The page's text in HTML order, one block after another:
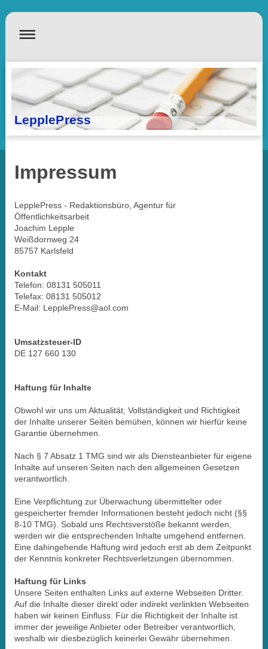
LepplePress
Impressum
LepplePress - Redaktionsbüro, Agentur für
Öffentlichkeitsarbeit
Joachim Lepple
Weißdornweg 24
85757 Karlsfeld
Kontakt
Telefon: 08131 505011
Telefax: 08131 505012
E-Mail: LepplePress@aol.com
Umsatzsteuer-ID
DE 127 660 130
Haftung für Inhalte
Obwohl wir uns um Aktualität, Vollständigkeit und Richtigkeit
der Inhalte unserer Seiten bemühen, können wir hierfür keine
Garantie übernehmen.
Nach § 7 Absatz 1 TMG sind wir als Diensteanbieter für eigene
Inhalte auf unseren Seiten nach den allgemeinen Gesetzen
verantwortlich.
Eine Verpflichtung zur Überwachung übermittelter oder
gespeicherter fremder Informationen besteht jedoch nicht (§§
8-10 TMG). Sobald uns Rechtsverstöße bekannt werden,
werden wir die entsprechenden Inhalte umgehend entfernen.
Eine dahingehende Haftung wird jedoch erst ab dem Zeitpunkt
der Kenntnis konkreter Rechtsverletzungen übernommen.
Haftung für Links
Unsere Seiten enthalten Links auf externe Webseiten Dritter.
Auf die Inhalte dieser direkt oder indirekt verlinkten Webseiten
haben wir keinen Einfluss. Für die Richtigkeit der Inhalte ist
immer der jeweilige Anbieter oder Betreiber verantwortlich,
weshalb wir diesbezüglich keinerlei Gewähr übernehmen.